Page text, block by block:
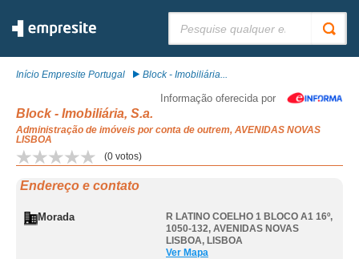
Início Empresite Portugal Block - Imobiliária...
Informação oferecida por
Block - Imobiliária, S.a.
Administração de imóveis por conta de outrem, AVENIDAS NOVAS
LISBOA
(0 votos)
Endereço e contato
Morada
R LATINO COELHO 1 BLOCO A1 16º,
1050-132, AVENIDAS NOVAS
LISBOA, LISBOA
Ver Mapa